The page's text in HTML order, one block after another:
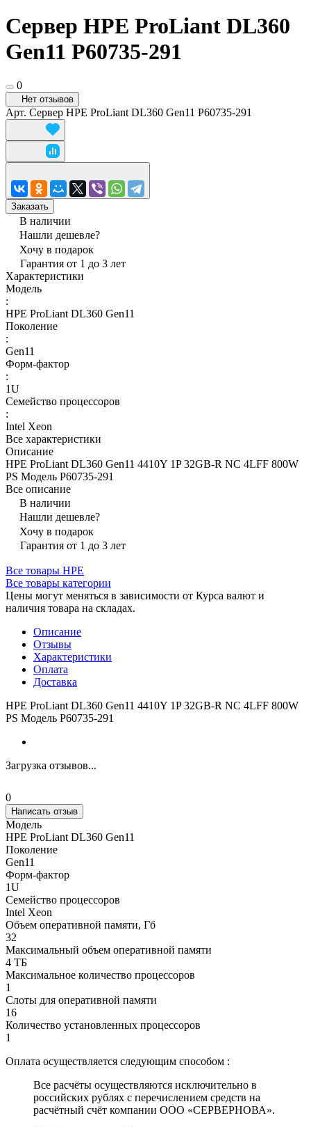
Сервер HPE ProLiant DL360
Gen11 P60735-291
0
Нет отзывов
Арт. Сервер HPE ProLiant DL360 Gen11 P60735-291
Заказать
В наличии
Нашли дешевле?
Хочу в подарок
Гарантия от 1 до 3 лет
Характеристики
Модель
:
HPE ProLiant DL360 Gen11
Поколение
:
Gen11
Форм-фактор
:
1U
Семейство процессоров
:
Intel Xeon
Все характеристики
Описание
HPE ProLiant DL360 Gen11 4410Y 1P 32GB-R NC 4LFF 800W
PS Модель P60735-291
Все описание
В наличии
Нашли дешевле?
Хочу в подарок
Гарантия от 1 до 3 лет
Все товары HPE
Все товары категории
Цены могут меняться в зависимости от Курса валют и
наличия товара на складах.
Описание
Отзывы
Характеристики
Оплата
Доставка
HPE ProLiant DL360 Gen11 4410Y 1P 32GB-R NC 4LFF 800W
PS Модель P60735-291
Загрузка отзывов...
0
Написать отзыв
Модель
HPE ProLiant DL360 Gen11
Поколение
Gen11
Форм-фактор
1U
Семейство процессоров
Intel Xeon
Объем оперативной памяти, Гб
32
Максимальный объем оперативной памяти
4 ТБ
Максимальное количество процессоров
1
Слоты для оперативной памяти
16
Количество установленных процессоров
1
Оплата осуществляется следующим способом :
Все расчёты осуществляются исключительно в
российских рублях с перечислением средств на
расчётный счёт компании ООО «СЕРВЕРНОВА».